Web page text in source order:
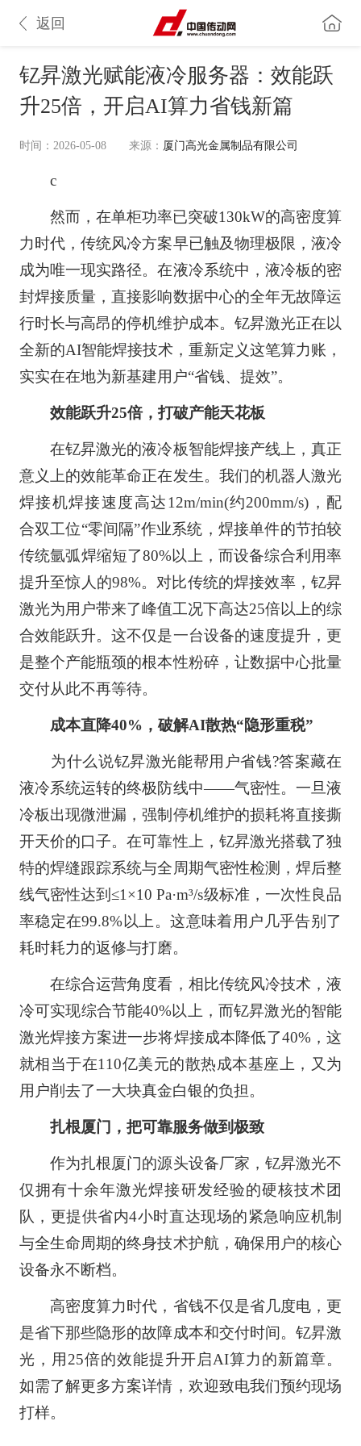
返回
钇昇激光赋能液冷服务器：效能跃
升25倍，开启AI算力省钱新篇
时间：2026-05-08 来源： 厦门高光金属制品有限公司
c
然而，在单柜功率已突破130kW的高密度算
力时代，传统风冷方案早已触及物理极限，液冷
成为唯一现实路径。在液冷系统中，液冷板的密
封焊接质量，直接影响数据中心的全年无故障运
行时长与高昂的停机维护成本。钇昇激光正在以
全新的AI智能焊接技术，重新定义这笔算力账，
实实在在地为新基建用户“省钱、提效”。
效能跃升25倍，打破产能天花板
在钇昇激光的液冷板智能焊接产线上，真正
意义上的效能革命正在发生。我们的机器人激光
焊接机焊接速度高达12m/min(约200mm/s)，配
合双工位“零间隔”作业系统，焊接单件的节拍较
传统氩弧焊缩短了80%以上，而设备综合利用率
提升至惊人的98%。对比传统的焊接效率，钇昇
激光为用户带来了峰值工况下高达25倍以上的综
合效能跃升。这不仅是一台设备的速度提升，更
是整个产能瓶颈的根本性粉碎，让数据中心批量
交付从此不再等待。
成本直降40%，破解AI散热“隐形重税”
为什么说钇昇激光能帮用户省钱?答案藏在
液冷系统运转的终极防线中——气密性。一旦液
冷板出现微泄漏，强制停机维护的损耗将直接撕
开天价的口子。在可靠性上，钇昇激光搭载了独
特的焊缝跟踪系统与全周期气密性检测，焊后整
线气密性达到≤1×10 Pa·m³/s级标准，一次性良品
率稳定在99.8%以上。这意味着用户几乎告别了
耗时耗力的返修与打磨。
在综合运营角度看，相比传统风冷技术，液
冷可实现综合节能40%以上，而钇昇激光的智能
激光焊接方案进一步将焊接成本降低了40%，这
就相当于在110亿美元的散热成本基座上，又为
用户削去了一大块真金白银的负担。
扎根厦门，把可靠服务做到极致
作为扎根厦门的源头设备厂家，钇昇激光不
仅拥有十余年激光焊接研发经验的硬核技术团
队，更提供省内4小时直达现场的紧急响应机制
与全生命周期的终身技术护航，确保用户的核心
设备永不断档。
高密度算力时代，省钱不仅是省几度电，更
是省下那些隐形的故障成本和交付时间。钇昇激
光，用25倍的效能提升开启AI算力的新篇章。
如需了解更多方案详情，欢迎致电我们预约现场
打样。